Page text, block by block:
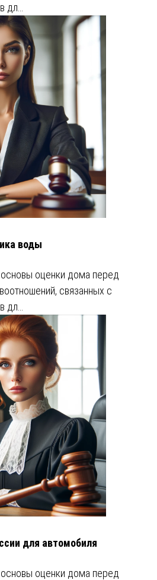
воды
оценки дома перед
связанных с
для автомобиля
оценки дома перед